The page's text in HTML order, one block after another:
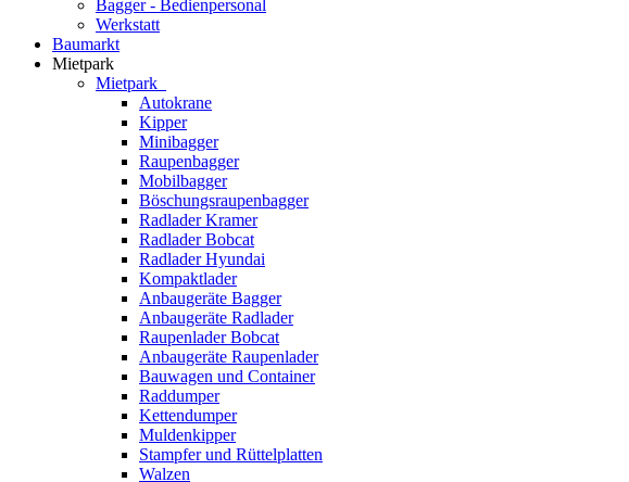
Bagger - Bedienpersonal
Werkstatt
Baumarkt
Mietpark
Mietpark
Autokrane
Kipper
Minibagger
Raupenbagger
Mobilbagger
Böschungsraupenbagger
Radlader Kramer
Radlader Bobcat
Radlader Hyundai
Kompaktlader
Anbaugeräte Bagger
Anbaugeräte Radlader
Raupenlader Bobcat
Anbaugeräte Raupenlader
Bauwagen und Container
Raddumper
Kettendumper
Muldenkipper
Stampfer und Rüttelplatten
Walzen